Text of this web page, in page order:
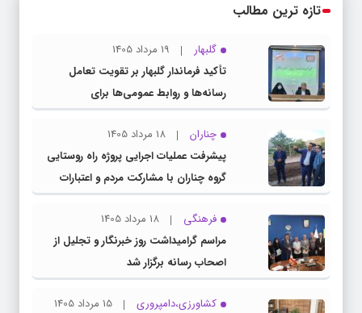
تازه ترین مطالب
گلبهار
19 مرداد 1405
تأکید فرماندار گلبهار بر تقویت تعامل
رسانه‌ها و روابط عمومی‌ها برای
اطلاع‌رسانی شفاف
چناران
18 مرداد 1405
پیشرفت عملیات اجرایی پروژه راه روستایی
گروه چناران با مشارکت مردم و اعتبارات
دولتی
فرهنگی
18 مرداد 1405
مراسم گرامیداشت روز خبرنگار و تجلیل از
اصحاب رسانه برگزار شد
کشاورزی،دامپروری
15 مرداد 1405